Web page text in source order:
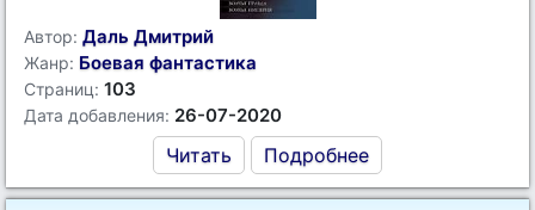
Автор: Даль Дмитрий
Жанр: Боевая фантастика
Страниц: 103
Дата добавления: 26-07-2020
Читать Подробнее